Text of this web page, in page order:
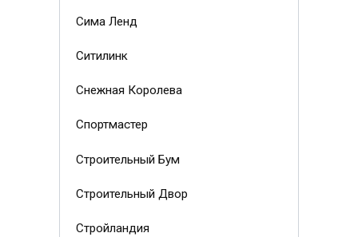
Сима Ленд
Ситилинк
Снежная Королева
Спортмастер
Строительный Бум
Строительный Двор
Стройландия